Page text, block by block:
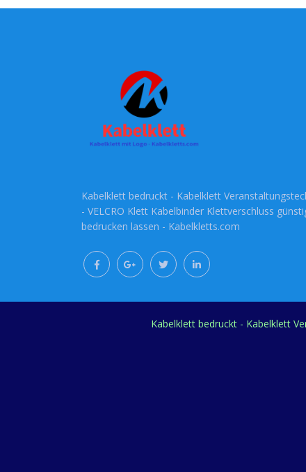
Kabelklett bedruckt - Kabelklett
- VELCRO Klett Kabelbinder Klettverschluss
bedrucken lassen - Kabelkletts.com
Kabelklett bedruckt - Kabelklett